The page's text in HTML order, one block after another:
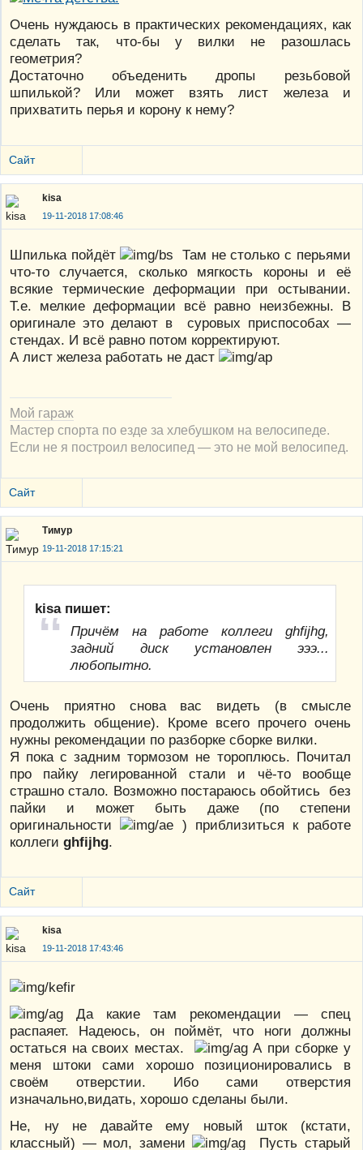
Очень нуждаюсь в практических рекомендациях, как
сделать так, что-бы у вилки не разошлась
геометрия?
Достаточно объеденить дропы резьбовой
шпилькой? Или может взять лист железа и
прихватить перья и корону к нему?
Сайт
kisa
19-11-2018 17:08:46
Шпилька пойдёт
Там не столько с перьями
что-то случается, сколько мягкость короны и её
всякие термические деформации при остывании.
Т.е. мелкие деформации всё равно неизбежны. В
оригинале это делают в суровых приспособах —
стендах. И всё равно потом корректируют.
А лист железа работать не даст
Мой гараж
Мастер спорта по езде за хлебушком на велосипеде.
Если не я построил велосипед — это не мой велосипед.
Сайт
Тимур
19-11-2018 17:15:21
kisa пишет:
Причём на работе коллеги ghfijhg,
задний диск установлен эээ...
любопытно.
Очень приятно снова вас видеть (в смысле
продолжить общение). Кроме всего прочего очень
нужны рекомендации по разборке сборке вилки.
Я пока с задним тормозом не тороплюсь. Почитал
про пайку легированной стали и чё-то вообще
страшно стало. Возможно постараюсь обойтись без
пайки и может быть даже (по степени
оригинальности
) приблизиться к работе
коллеги ghfijhg.
Сайт
kisa
19-11-2018 17:43:46
Да какие там рекомендации — спец
распаяет. Надеюсь, он поймёт, что ноги должны
остаться на своих местах.
А при сборке у
меня штоки сами хорошо позиционировались в
своём отверстии. Ибо сами отверстия
изначально,видать, хорошо сделаны были.
Не, ну не давайте ему новый шток (кстати,
классный) — мол, замени
Пусть старый